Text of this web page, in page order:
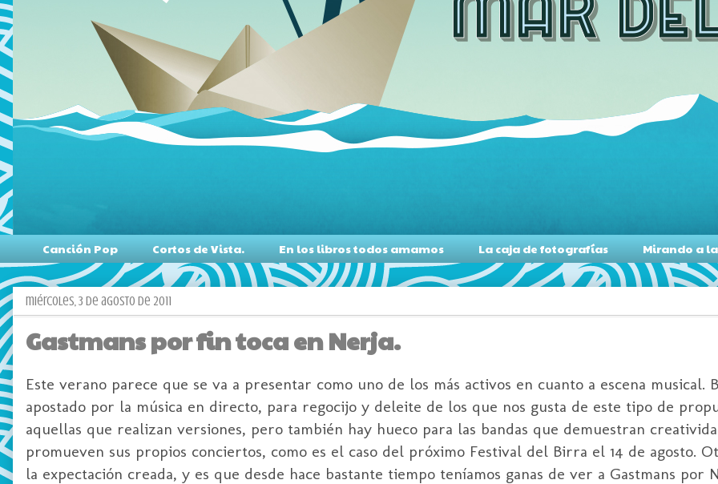
Canción Pop Cortos de Vista. En los libros todos amamos La caja de fotografías Mirando a
miércoles, 3 de agosto de 2011
Gastmans por fin toca en Nerja.
Este verano parece que se va a presentar como uno de los más activos en cuanto a escena musical.
apostado por la música en directo, para regocijo y deleite de los que nos gusta de este tipo de
aquellas que realizan versiones, pero también hay hueco para las bandas que demuestran
promueven sus propios conciertos, como es el caso del próximo Festival del Birra el 14 de agosto.
la expectación creada, y es que desde hace bastante tiempo teníamos ganas de ver a Gastmans por